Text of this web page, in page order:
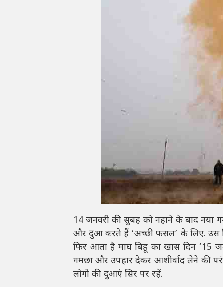
14 जनवरी की सुबह को नहाने के बाद नया
और दुआ करते हैं ‘अच्छी फसल’ के लिए. उस
फिर आता है माघ बिहू का खास दिन ‘15
गमछा और उपहार देकर आशीर्वाद लेने की
लोगो की दुआएं सिर पर रहें.